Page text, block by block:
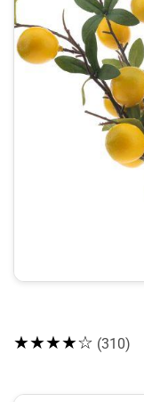
★★★★☆ (310)